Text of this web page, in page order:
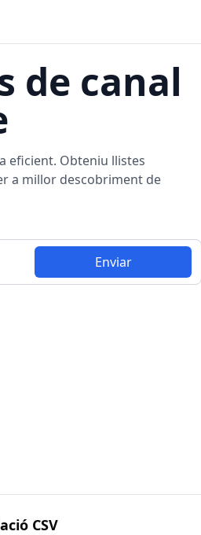
de canal
eficient. Obteniu llistes
a millor descobriment de
Enviar
CSV